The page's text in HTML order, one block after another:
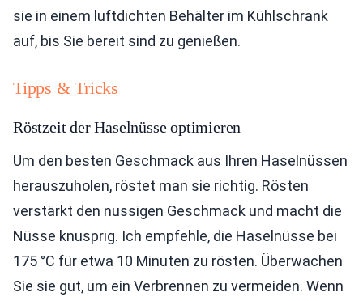
sie in einem luftdichten Behälter im Kühlschrank
auf, bis Sie bereit sind zu genießen.
Tipps & Tricks
Röstzeit der Haselnüsse optimieren
Um den besten Geschmack aus Ihren Haselnüssen
herauszuholen, röstet man sie richtig. Rösten
verstärkt den nussigen Geschmack und macht die
Nüsse knusprig. Ich empfehle, die Haselnüsse bei
175 °C für etwa 10 Minuten zu rösten. Überwachen
Sie sie gut, um ein Verbrennen zu vermeiden. Wenn